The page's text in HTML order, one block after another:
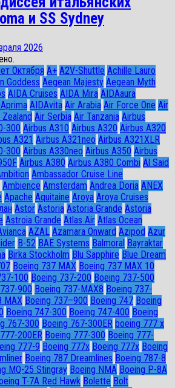
и SS Sydney
2026
Октября A+ A2V-Shuttle Achille Lauro
Goddess Aegean Majesty Aegean Myth
AIDA Cruises AIDA Mira AIDAaura
AIDAvita Air Arabia Air Force One Air
Air Serbia Air Tanzania Airbus
300 Airbus A310 Airbus A320 Airbus A320
A321 Airbus A321neo Airbus A321XLR
300 Airbus A330neo Airbus A350 Airbus
Airbus A380 Airbus A380 Combi Al Said
Ambassador Cruise Line
Ambience Amsterdam Andrea Doria ANEX
Apache Aquitaine Aroya Aroya Cruises
Astor Astoria Astoria Grande Astoria
Astroia Grande Atlas Air Atlas Ocean
AZAL Azamara Onward Azipod Azur
B-52 BAE Systems Balmoral Bayraktar
Birka Stockholm Blu Sapphire Blue Dream
Boeing 737 MAX Boeing 737 MAX 10
100 Boeing 737-200 Boeing 737-500
900 Boeing 737-MAX8 Boeing 737-
MAX Boeing 737–900 Boeing 747 Boeing
Boeing 747-300 Boeing 747-400 Boeing
767-300 Boeing 767-300ER boeing 777 x
200ER Boeing 777-300 Boeing 777-
777-9 Boeing 777x Boeing 777х Boeing
Boeing 787 Dreamlines Boeing 787-8
MQ-25 Stingray Boeing NMA Boeing P-8A
T-7A Red Hawk Bolette Bolt